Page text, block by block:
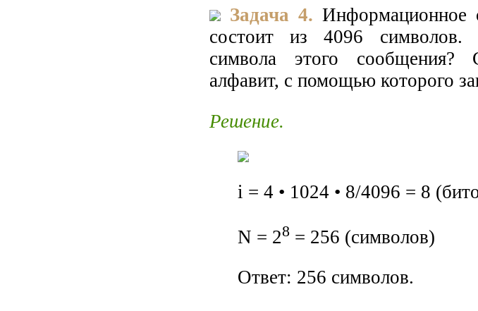
Задача 4. Информационное
состоит из 4096 символов.
символа этого сообщения?
алфавит, с помощью которого
Решение.
i = 4 • 1024 • 8/4096 = 8
N = 28 = 256 (символов)
Ответ: 256 символов.